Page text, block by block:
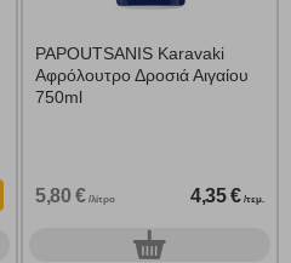
PAPOUTSANIS Karavaki
Αφρόλουτρο Δροσιά Αιγαίου
750ml
5,80 € /λίτρο 4,35 € /τεμ.
0τεμ.